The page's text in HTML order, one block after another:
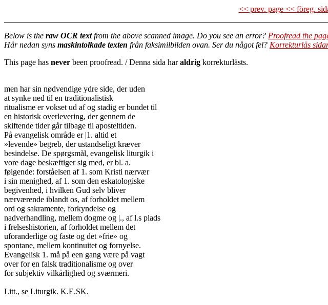
<< prev. page << föreg.
Below is the raw OCR textfrom the above scanned image. Do you see an error? Proofread the
Här nedan syns maskintolkade texten från faksimilbilden ovan. Ser du något fel? Korrekturläs
This page has never been proofread. / Denna sida haraldrig korrekturlästs.
men har sin nødvendige ydre side, der uden
at synke ned til en traditionalistisk
ritualisme er vokset ud af og stadig er bundet til
en historisk overlevering, der gennem de
skiftende tider går tilbage til aposteltiden.
På evangelisk område er |1. altid et
»levende» begreb, der ustandseligt kræver
besindelse. De spørgsmål, evangelisk liturgik i
vore dage beskæftiger sig med, er bl. a.
følgende: forståelsen af 1. som Kristi nærvær
i sin menighed, af 1. som den eskatologiske
begivenhed, i hvilken Gud selv bliver
nærværende iblandt os, af forholdet mellem
ord og sakramente, forkyndelse og
nadverhandling, mellem dogme og |., af l.s plads
i frelseshistorien, af forholdet mellem det
uforanderlige og faste og det »frie» og
spontane, mellem kontinuitet og fornyelse.
Evangelisk 1. må på een gang være på vagt
over for en falsk traditionalisme og over
for subjektiv vilkårlighed og sværmeri.
Litt., se Liturgik. K.E.SK.